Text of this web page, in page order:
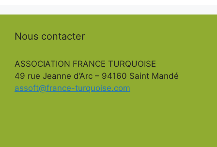
Nous contacter
ASSOCIATION FRANCE TURQUOISE
49 rue Jeanne d’Arc – 94160 Saint Mandé
assoft@france-turquoise.com